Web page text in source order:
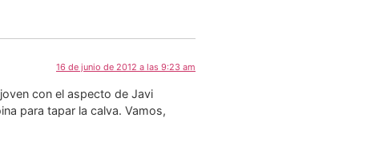
16 de junio de 2012 a las 9:23 am
con el aspecto de Javi
para tapar la calva. Vamos,